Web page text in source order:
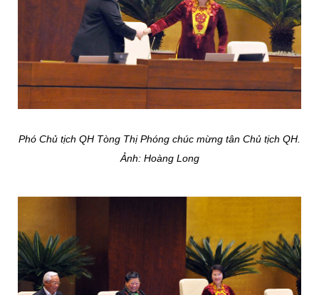
Phó Chủ tịch QH Tòng Thị Phóng chúc mừng tân Chủ tịch QH.
Ảnh: Hoàng Long